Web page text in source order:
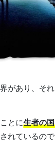
があり、そ
とに生者の
れているので